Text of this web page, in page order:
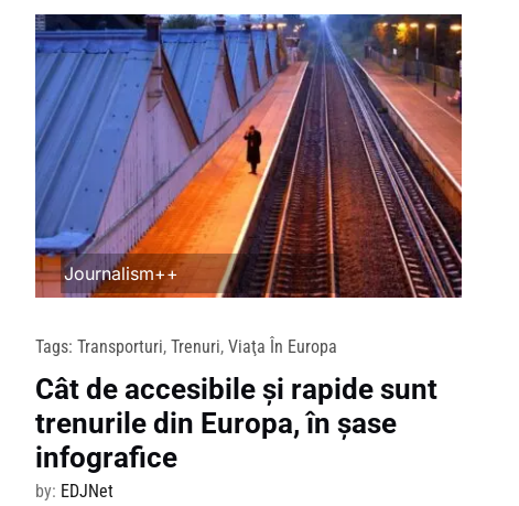
Journalism++
Tags:Transporturi,Trenuri,Viaţa În Europa
Cât de accesibile şi rapide sunt
trenurile din Europa, în şase
infografice
by: EDJNet